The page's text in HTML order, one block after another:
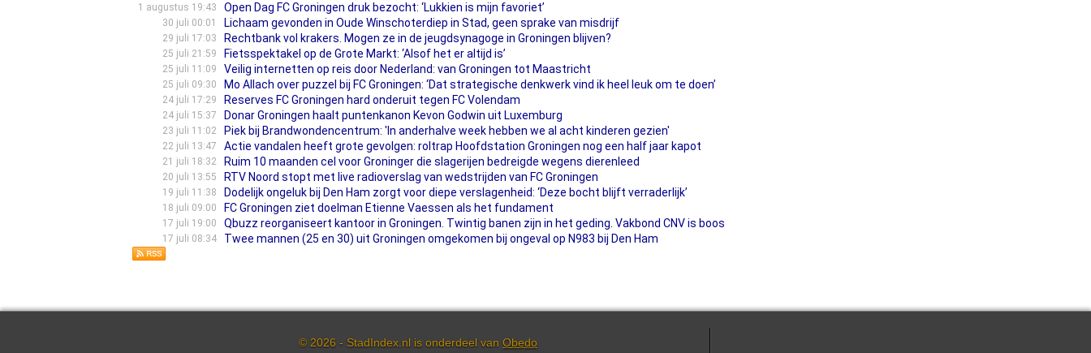
1 augustus 19:43 Open Dag FC Groningen druk bezocht: ‘Lukkien is mijn favoriet’
30 juli 00:01 Lichaam gevonden in Oude Winschoterdiep in Stad, geen sprake van misdrijf
29 juli 17:03 Rechtbank vol krakers. Mogen ze in de jeugdsynagoge in Groningen blijven?
25 juli 21:59 Fietsspektakel op de Grote Markt: ‘Alsof het er altijd is’
25 juli 11:09 Veilig internetten op reis door Nederland: van Groningen tot Maastricht
25 juli 09:30 Mo Allach over puzzel bij FC Groningen: ‘Dat strategische denkwerk vind ik heel leuk om te doen’
24 juli 17:29 Reserves FC Groningen hard onderuit tegen FC Volendam
24 juli 15:37 Donar Groningen haalt puntenkanon Kevon Godwin uit Luxemburg
23 juli 11:02 Piek bij Brandwondencentrum: 'In anderhalve week hebben we al acht kinderen gezien'
22 juli 13:47 Actie vandalen heeft grote gevolgen: roltrap Hoofdstation Groningen nog een half jaar kapot
21 juli 18:32 Ruim 10 maanden cel voor Groninger die slagerijen bedreigde wegens dierenleed
20 juli 13:55 RTV Noord stopt met live radioverslag van wedstrijden van FC Groningen
19 juli 11:38 Dodelijk ongeluk bij Den Ham zorgt voor diepe verslagenheid: ‘Deze bocht blijft verraderlijk’
18 juli 09:00 FC Groningen ziet doelman Etienne Vaessen als het fundament
17 juli 19:00 Qbuzz reorganiseert kantoor in Groningen. Twintig banen zijn in het geding. Vakbond CNV is boos
17 juli 08:34 Twee mannen (25 en 30) uit Groningen omgekomen bij ongeval op N983 bij Den Ham
© 2026 - StadIndex.nl is onderdeel van Obedo